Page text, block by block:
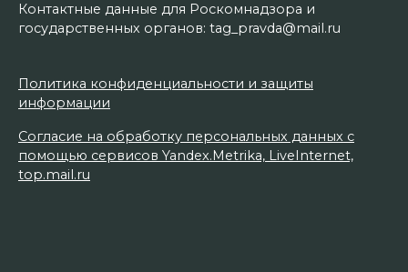
Контактные данные для Роскомнадзора и
государственных органов: tag_pravda@mail.ru
Политика конфиденциальности и защиты
информации
Согласие на обработку персональных данных с
помощью сервисов Yandex.Metrika, LiveInternet,
top.mail.ru